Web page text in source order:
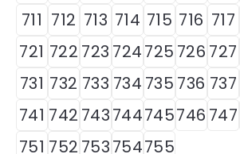
711 712 713 714 715 716 717
721 722 723 724725 726 727
731 732 733 734 735 736 737
741 742 743744745746 747
751 752 753754755